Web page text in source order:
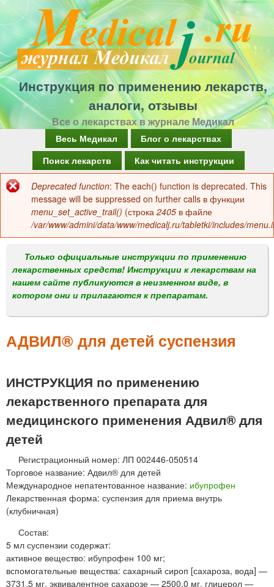
Перейти
к
основному
содержанию
Инструкция по применению лекарств,
аналоги, отзывы
Все о лекарствах в журнале Медикал
а
в
о
м
е
н
Весь Медикал
Блог о лекарствах
Поиск лекарств
Как читать инструкции
Сообщение
об
ошибке
Deprecated function: The each() function is deprecated. This
message will be suppressed on further calls в функции
menu_set_active_trail() (строка 2405 в файле
/var/www/admini/data/www/medicalj.ru/tabletki/includes/
Только официальные инструкции по применению
лекарственных средств! Инструкции к лекарствам на
нашем сайте публикуются в неизменном виде, в
котором они и прилагаются к препаратам.
АДВИЛ® для детей суспензия
ИНСТРУКЦИЯ по применению
лекарственного препарата для
медицинского применения Адвил® для
детей
Регистрационный номер: ЛП 002446-050514
Торговое название: Адвил® для детей
Международное непатентованное название: ибупрофен
Лекарственная форма: суспензия для приема внутрь
(клубничная)
Состав:
5 мл суспензии содержат:
активное вещество: ибупрофен 100 мг;
вспомогательные вещества: сахарный сироп [сахароза, вода] —
3731,5 мг, эквивалентное сахарозе — 2500,0 мг, глицерол —